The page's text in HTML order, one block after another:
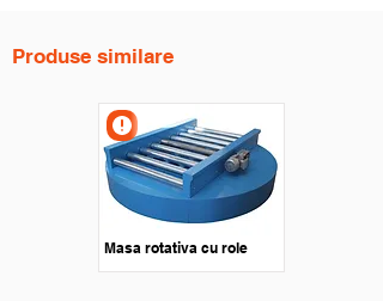
Produse similare
Masa rotativa cu role